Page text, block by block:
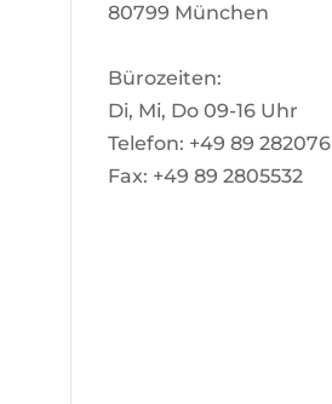
80799 München
Bürozeiten:
Di, Mi, Do 09-16 Uhr
Telefon: +49 89 282076
Fax: +49 89 2805532